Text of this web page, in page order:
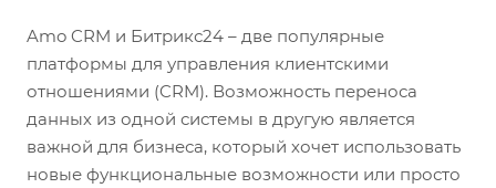
Amo CRM и Битрикс24 – две популярные
платформы для управления клиентскими
отношениями (CRM). Возможность переноса
данных из одной системы в другую является
важной для бизнеса, который хочет использовать
новые функциональные возможности или просто